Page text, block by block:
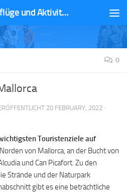
Blog über Mallorca: Ausflüge und Aktivitäten
0
20 FEBRUARY, 2022 ·
Touristenziele auf
von Mallorca, an der Bucht von
und Can Picafort. Zu den
Strände und der Naturpark
gibt es eine beträchtliche